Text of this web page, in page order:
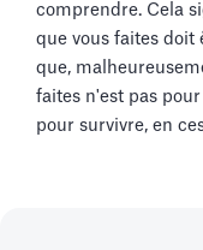
comprendre. Cela
que vous faites
que,
faites n'est pas
pour survivre, en